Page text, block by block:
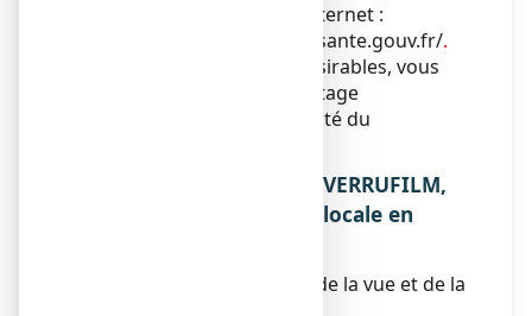
Pharmacovigilance - Site internet :
https://signalement.social-sante.gouv.fr/.
En signalant les effets indésirables, vous
contribuez à fournir davantage
d’informations sur la sécurité du
5. COMMENT CONSERVER VERRUFILM,
solution pour application locale en
Tenir ce médicament hors de la vue et de la